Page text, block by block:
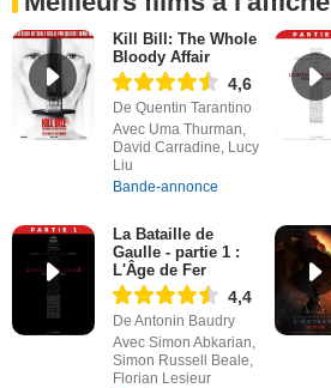
Kill Bill: The Whole
Bloody Affair
4,6
De Quentin Tarantino
Avec Uma Thurman,
David Carradine, Lucy
Liu
Bande-annonce
La Bataille de
Gaulle - partie 1 :
L'Âge de Fer
4,4
De Antonin Baudry
Avec Simon Abkarian,
Simon Russell Beale,
Florian Lesieur